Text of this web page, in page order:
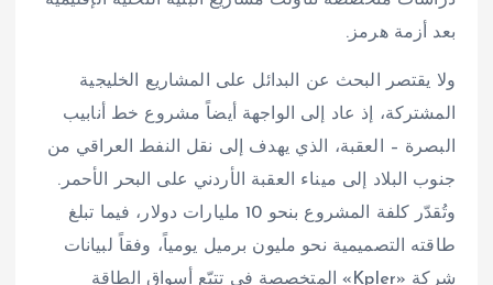
بعد أزمة هرمز.
ولا يقتصر البحث عن البدائل على المشاريع الخليجية
المشتركة، إذ عاد إلى الواجهة أيضاً مشروع خط أنابيب
البصرة – العقبة، الذي يهدف إلى نقل النفط العراقي من
جنوب البلاد إلى ميناء العقبة الأردني على البحر الأحمر.
وتُقدّر كلفة المشروع بنحو 10 مليارات دولار، فيما تبلغ
طاقته التصميمية نحو مليون برميل يومياً، وفقاً لبيانات
شركة «Kpler» المتخصصة في تتبّع أسواق الطاقة